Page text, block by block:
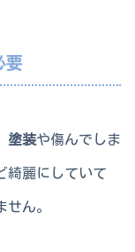
要
塗装や傷んでしま
綺麗にしていて
ん。